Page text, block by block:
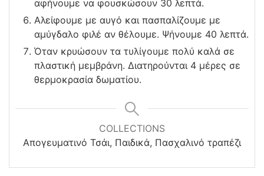
αφήνουμε να φουσκώσουν 30 λεπτά.
Αλείφουμε με αυγό και πασπαλίζουμε με
αμύγδαλο φιλέ αν θέλουμε. Ψήνουμε 40 λεπτά.
Όταν κρυώσουν τα τυλίγουμε πολύ καλά σε
πλαστική μεμβράνη. Διατηρούνται 4 μέρες σε
θερμοκρασία δωματίου.
COLLECTIONS
Απογευματινό Τσάι, Παιδικά, Πασχαλινό τραπέζι